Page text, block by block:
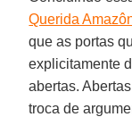
Querida
que as portas
explicitamente
abertas.
troca de